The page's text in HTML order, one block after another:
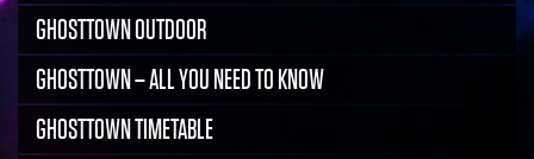
GHOSTTOWN OUTDOOR
GHOSTTOWN – ALL YOU NEED TO KNOW
GHOSTTOWN TIMETABLE